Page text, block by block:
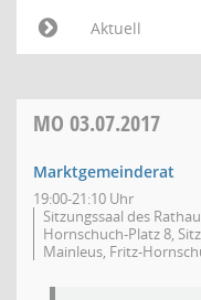
Aktuell
MO 03.07.2017
Marktgemeinderat
19:00-21:10 Uhr
Sitzungssaal des
Hornschuch-Platz 8,
Mainleus, Fritz-